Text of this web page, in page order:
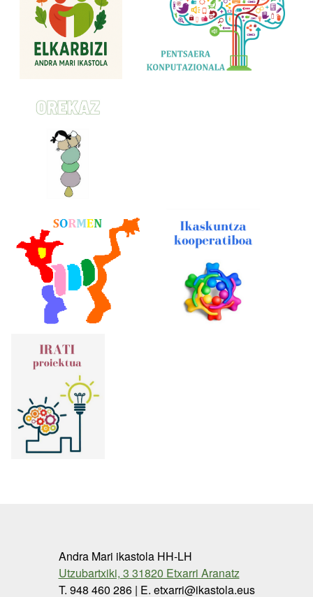
Andra Mari ikastola HH-LH
Utzubartxiki, 3 31820 Etxarri Aranatz
T. 948 460 286 | E. etxarri@ikastola.eus